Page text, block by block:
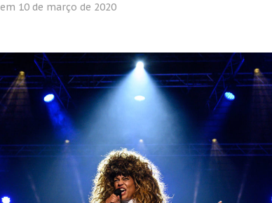
em 10 de março de 2020